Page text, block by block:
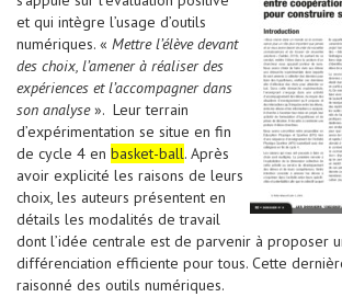
et qui intègre l’usage d’outils
numériques. « Mettre l’élève devant
des choix, l’amener à réaliser des
expériences et l’accompagner dans
son analyse». Leur terrain
d’expérimentation se situe en fin
de cycle 4 en basket-ball. Après
avoir explicité les raisons de leurs
choix, les auteurs présentent en
détails les modalités de travail
dont l’idée centrale est de parvenir à proposer
différenciation efficiente pour tous. Cette
raisonné des outils numériques.